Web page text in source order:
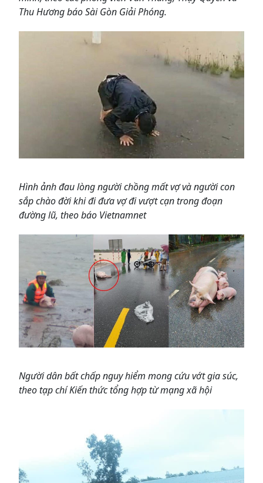
Thu Hương báo Sài Gòn Giải Phóng.
Hình ảnh đau lòng người chồng mất vợ và người con
sắp chào đời khi đi đưa vợ đi vượt cạn trong đoạn
đường lũ, theo báo Vietnamnet
Người dân bất chấp nguy hiểm mong cứu vớt gia súc,
theo tạp chí Kiến thức tổng hợp từ mạng xã hội